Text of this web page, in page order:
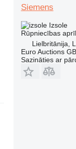
Siemens
Izsole
Rūpniecības
Lielbritānija,
Euro Auctions GB
Sazināties ar